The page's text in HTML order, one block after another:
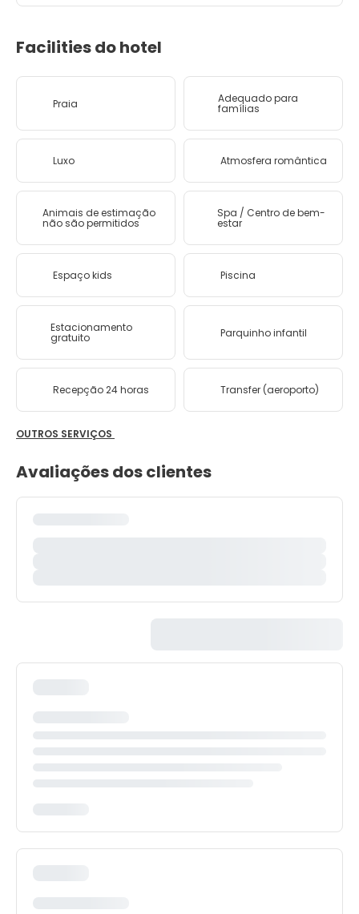
Facilities do hotel
Praia Adequado para
famílias
Luxo Atmosfera romântica
Animais de estimação
não são permitidos
Spa / Centro de bem-
estar
Espaço kids Piscina
Estacionamento
gratuito Parquinho infantil
Recepção 24 horas Transfer (aeroporto)
OUTROS SERVIÇOS
Avaliações dos clientes